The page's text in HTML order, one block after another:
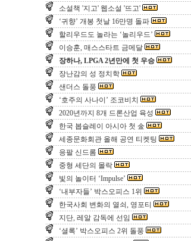
소설책 '지고' 웹소설 '뜨고'
‘귀향’ 개봉 첫날 16만명 돌파
할리우드도 놀라는 ‘놀리우드’
이승훈, 매스스타트 금메달
장하나, LPGA 2년만에 첫 우승
장난감의 성 정치학
샌더스 돌풍
‘호주의 사나이’ 조코비치
2020년까지 8개 드론산업 육성
한국 봅슬레이 아시아 첫 金
세종문화회관 올해 공연 티켓팅
응팔 신드롬
중형 세단의 몰락
빛의 놀이터 ‘Impulse’
‘내부자들’ 박스오피스 1위
한국사회 변화의 열쇠, 영포티
지단, 레알 감독에 선임
‘셜록’ 박스오피스 2위 돌풍